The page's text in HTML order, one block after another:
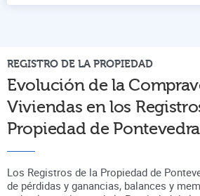
REGISTRO DE LA PROPIEDAD
Evolución de la
Viviendas en los
Propiedad de Pontevedra
Los Registros de la Propiedad de
de pérdidas y ganancias, balances y